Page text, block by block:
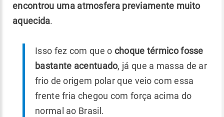
encontrou uma atmosfera previamente muito
aquecida.
Isso fez com que o choque térmico fosse
bastante acentuado, já que a massa de ar
frio de origem polar que veio com essa
frente fria chegou com força acima do
normal ao Brasil.